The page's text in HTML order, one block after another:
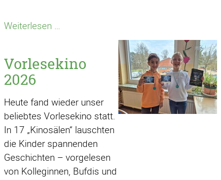
Weiterlesen …
unser
Kinderkunstwettbewerb
Vorlesekino
2026
Heute fand wieder unser
beliebtes Vorlesekino statt.
In 17 „Kinosälen“ lauschten
die Kinder spannenden
Geschichten – vorgelesen
von Kolleginnen, Bufdis und